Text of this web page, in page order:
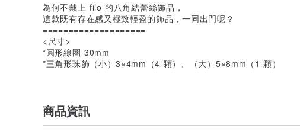
為何不戴上 filo 的八角結蕾絲飾品，
這款既有存在感又極致輕盈的飾品，一同出門呢？
====================
<尺寸>
*圓形線圈 30mm
*三角形珠飾（小）3×4mm（4 顆）、（大）5×8mm（1 顆）
商品資訊